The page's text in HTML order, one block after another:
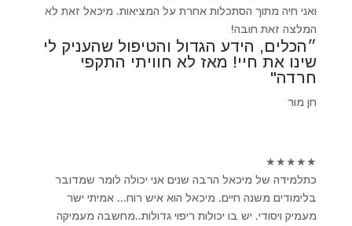
ואני חיה מתוך הסתכלות אחרת על המציאות. מיכאל זאת לא
המלצה זאת חובה!
״הכלים, הידע הגדול והטיפול שהעניק לי
שינו את חיי! מאז לא חוויתי התקפי
חרדה"
חן מור
★
★
★
★
★
כתלמידה של מיכאל הרבה שנים אני יכולה לומר שמדובר
בלימודים משנה חיים. מיכאל הוא איש רוח... אמיתי ישר
מעמיק ויסודי. יש בו יכולות ריפוי גדולות..מחשבה מעמיקה